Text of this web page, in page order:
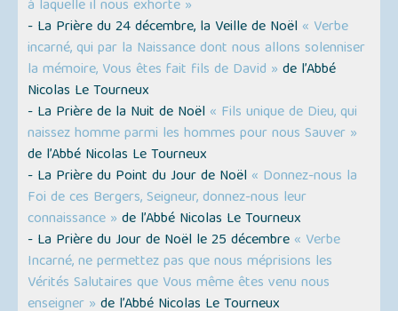
à laquelle il nous exhorte »
- La Prière du 24 décembre, la Veille de Noël « Verbe
incarné, qui par la Naissance dont nous allons solenniser
la mémoire, Vous êtes fait fils de David » de l’Abbé
Nicolas Le Tourneux
- La Prière de la Nuit de Noël « Fils unique de Dieu, qui
naissez homme parmi les hommes pour nous Sauver »
de l’Abbé Nicolas Le Tourneux
- La Prière du Point du Jour de Noël « Donnez-nous la
Foi de ces Bergers, Seigneur, donnez-nous leur
connaissance » de l’Abbé Nicolas Le Tourneux
- La Prière du Jour de Noël le 25 décembre « Verbe
Incarné, ne permettez pas que nous méprisions les
Vérités Salutaires que Vous même êtes venu nous
enseigner » de l’Abbé Nicolas Le Tourneux